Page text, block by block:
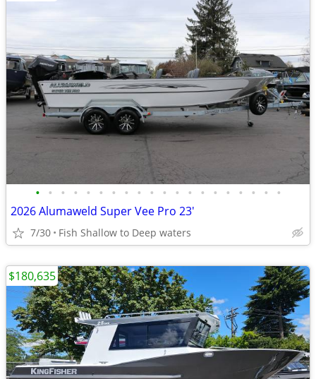
• • • • • • • • • • • • • • • • • • • •
2026 Alumaweld Super Vee Pro 23'
7/30 Fish Shallow to Deep waters
$180,635